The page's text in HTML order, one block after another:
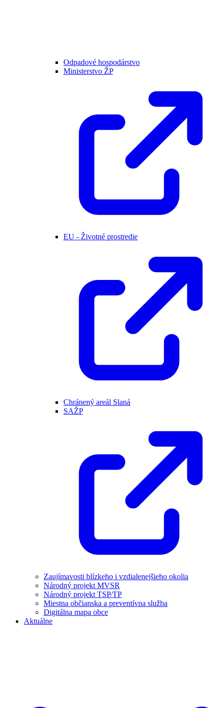
Odpadové hospodárstvo
Ministerstvo ŽP
EU - Životné prostredie
Chránený areál Slaná
SAŽP
Zaujímavosti blízkeho i vzdialenejšieho okolia
Národný projekt MVSR
Národný projekt TSP⁄TP
Miestna občianska a preventívna služba
Digitálna mapa obce
Aktuálne